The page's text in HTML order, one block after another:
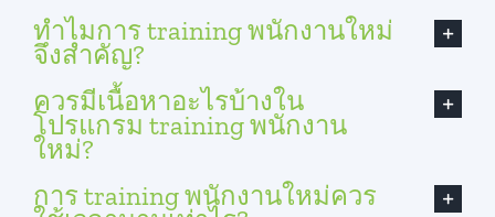
ทำไมการ training พนักงานใหม่
จึงสำคัญ?
ควรมีเนื้อหาอะไรบ้างใน
โปรแกรม training พนักงาน
ใหม่?
การ training พนักงานใหม่ควร